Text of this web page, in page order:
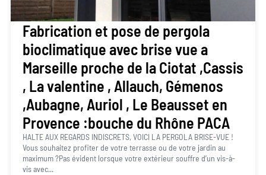
Fabrication et pose de pergola
bioclimatique avec brise vue a
Marseille proche de la Ciotat ,Cassis
, La valentine , Allauch, Gémenos
,Aubagne, Auriol , Le Beausset en
Provence :bouche du Rhône PACA
HALTE AUX REGARDS INDISCRETS, VOICI LA PERGOLA BRISE-VUE !
Vous souhaitez profiter de votre terrasse ou de votre jardin au
maximum ?Pas évident lorsque votre extérieur souffre d’un vis-à-
vis avec...